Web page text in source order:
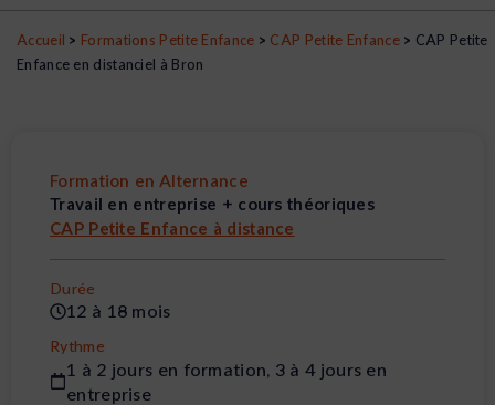
Accueil > Formations Petite Enfance > CAP Petite Enfance> CAP Petite
Enfance en distanciel à Bron
Formation en Alternance
Travail en entreprise + cours théoriques
CAP Petite Enfance à distance
Durée
12 à 18 mois
Rythme
1 à 2 jours en formation, 3 à 4 jours en
entreprise